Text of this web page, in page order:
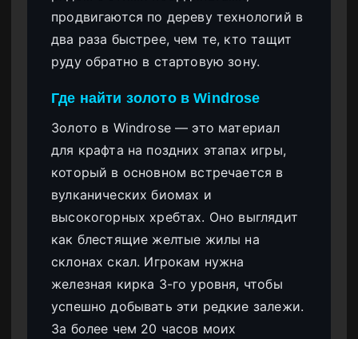
продвигаются по дереву технологий в
два раза быстрее, чем те, кто тащит
руду обратно в стартовую зону.
Где найти золото в Windrose
Золото в Windrose — это материал
для крафта на поздних этапах игры,
который в основном встречается в
вулканических биомах и
высокогорных хребтах. Оно выглядит
как блестящие желтые жилы на
склонах скал. Игрокам нужна
железная кирка 3-го уровня, чтобы
успешно добывать эти редкие залежи.
За более чем 20 часов моих